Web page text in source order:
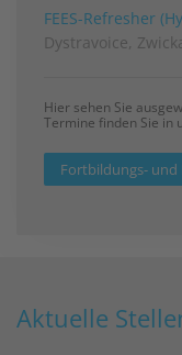
FEES-Refresher
Dystravoice,
Hier sehen Sie
Termine finden Sie in
Fortbildungs- und
Aktuelle